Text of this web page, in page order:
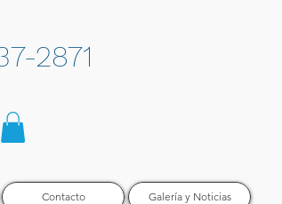
2871
Contacto Galería y Noticias